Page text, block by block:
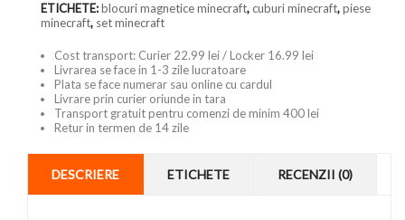
ETICHETE:blocuri magnetice minecraft,cuburi minecraft,piese
minecraft, set minecraft
Cost transport: Curier 22.99 lei / Locker 16.99 lei
Livrarea se face in 1-3 zile lucratoare
Plata se face numerar sau online cu cardul
Livrare prin curier oriunde in tara
Transport gratuit pentru comenzi de minim 400 lei
Retur in termen de 14 zile
DESCRIERE ETICHETE RECENZII (0)